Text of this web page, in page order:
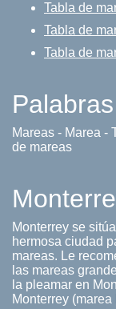
Tabla de
Tabla de
Tabla de
Mareas - Marea -
de mareas
Monterrey se
hermosa ciudad
mareas. Le
las mareas
la pleamar en
Monterrey (marea